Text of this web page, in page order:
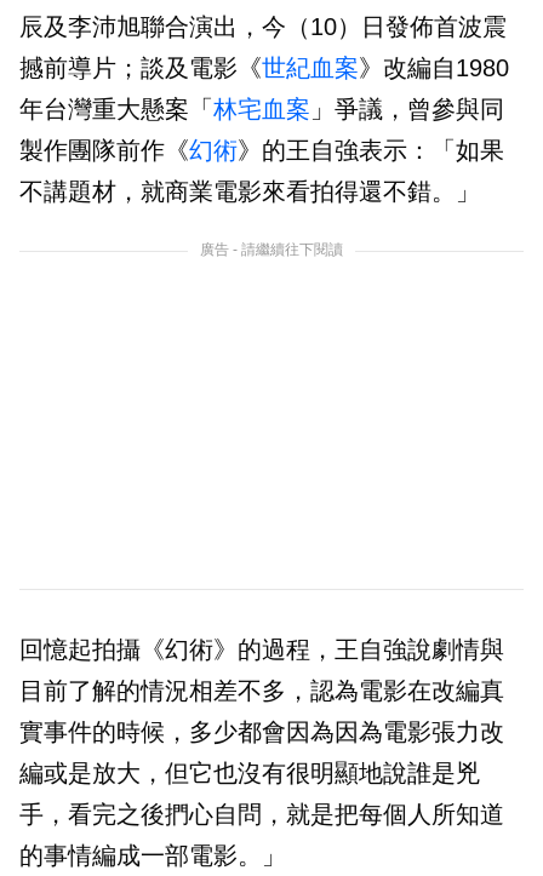
辰及李沛旭聯合演出，今（10）日發佈首波震
撼前導片；談及電影《世紀血案》改編自1980
年台灣重大懸案「 林宅血案 」爭議，曾參與同
製作團隊前作《幻術》的王自強表示：「如果
不講題材，就商業電影來看拍得還不錯。」
廣告 - 請繼續往下閱讀
回憶起拍攝《幻術》的過程，王自強說劇情與
目前了解的情況相差不多，認為電影在改編真
實事件的時候，多少都會因為因為電影張力改
編或是放大，但它也沒有很明顯地說誰是兇
手，看完之後捫心自問，就是把每個人所知道
的事情編成一部電影。」